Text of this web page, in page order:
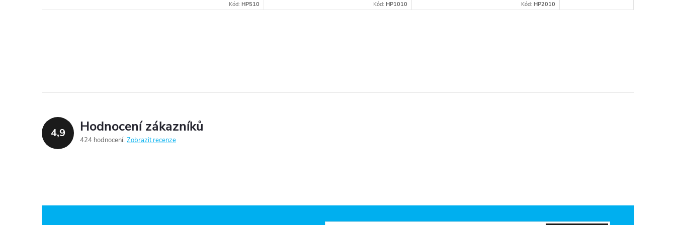
Kód: HP510 Kód: HP1010 Kód: HP2010
4,9 Hodnocení zákazníků
424 hodnocení Zobrazit recenze